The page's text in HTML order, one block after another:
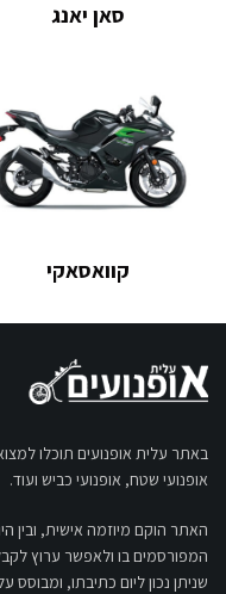
סאן יאנג
קוואסאקי
באתר עלית אופנועים תוכלו
אופנועי שטח, אופנועי כביש ועוד.
האתר הוקם מיוזמה אישית,
המפורסמים בו ולאפשר ערוץ
שניתן נכון ליום כתיבתו,